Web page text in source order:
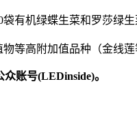
有机绿蝶生菜和罗莎绿生
等高附加值品种（金线
账号(LEDinside)。